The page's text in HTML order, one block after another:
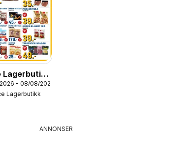
Lagerbutikk
- 08/08/2026
Lagerbutikk
ANNONSER